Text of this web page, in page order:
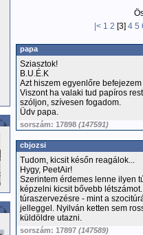
|< 1 2 [3] 4 5
papa
Sziasztok!
B.U.É.K
Azt hiszem egyenlőre
Viszont ha valaki tud papíros
szóljon, szívesen fogadom.
Üdv papa.
sorszám: 17898 (147591)
cbjozsi
Tudom, kicsit későn reagálok...
Hygy, PeetAir!
Szerintem érdemes lenne ilyen
képzelni kicsit bővebb
túraszervezésre - mint a
jelleggel. Nyilván ketten sem
küldöldre utazni.
sorszám: 17897 (147589)